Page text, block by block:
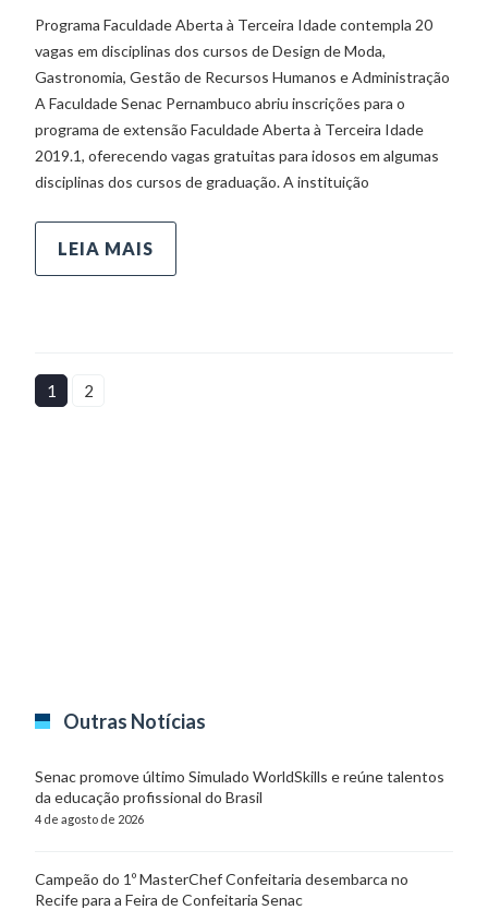
Programa Faculdade Aberta à Terceira Idade contempla 20
vagas em disciplinas dos cursos de Design de Moda,
Gastronomia, Gestão de Recursos Humanos e Administração
A Faculdade Senac Pernambuco abriu inscrições para o
programa de extensão Faculdade Aberta à Terceira Idade
2019.1, oferecendo vagas gratuitas para idosos em algumas
disciplinas dos cursos de graduação. A instituição
LEIA MAIS
1 2
Outras Notícias
Senac promove último Simulado WorldSkills e reúne talentos
da educação profissional do Brasil
4 de agosto de 2026
Campeão do 1º MasterChef Confeitaria desembarca no
Recife para a Feira de Confeitaria Senac